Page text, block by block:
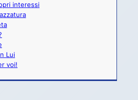
interessi
Lui
voi!